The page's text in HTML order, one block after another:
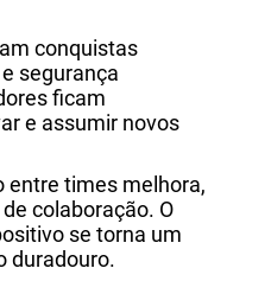
conquistas
segurança
ficam
e assumir novos
entre times melhora,
colaboração. O
se torna um
duradouro.